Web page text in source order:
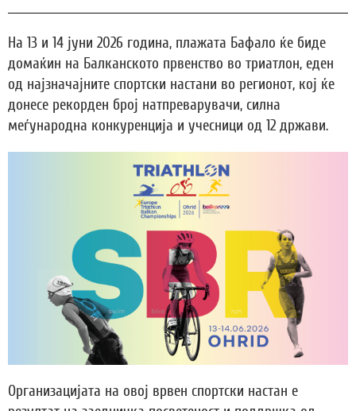
На 13 и 14 јуни 2026 година, плажата Бафало ќе биде
домаќин на Балканското првенство во триатлон, еден
од најзначајните спортски настани во регионот, кој ќе
донесе рекорден број натпреварувачи, силна
меѓународна конкуренција и учесници од 12 држави.
Организацијата на овој врвен спортски настан е